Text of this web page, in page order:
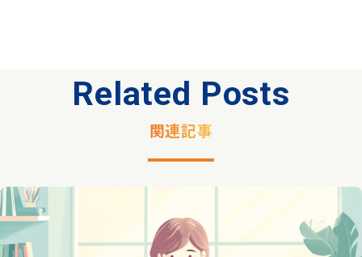
Related Posts
関連記事